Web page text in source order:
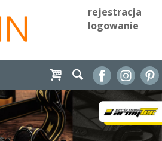
rejestracja
logowanie